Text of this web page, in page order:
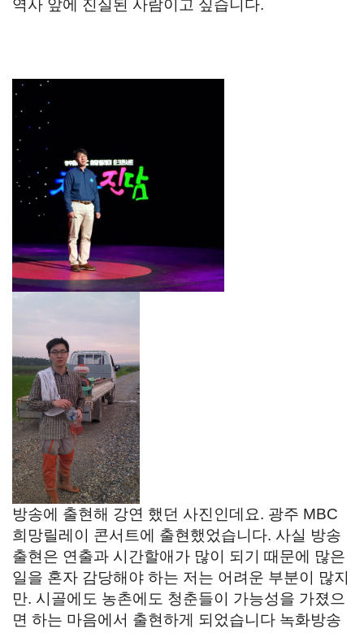
역사 앞에 진실된 사람이고 싶습니다.
방송에 출현해 강연 했던 사진인데요. 광주 MBC
희망릴레이 콘서트에 출현했었습니다. 사실 방송
출현은 연출과 시간할애가 많이 되기 때문에 많은
일을 혼자 감당해야 하는 저는 어려운 부분이 많지
만. 시골에도 농촌에도 청춘들이 가능성을 가졌으
면 하는 마음에서 출현하게 되었습니다 녹화방송